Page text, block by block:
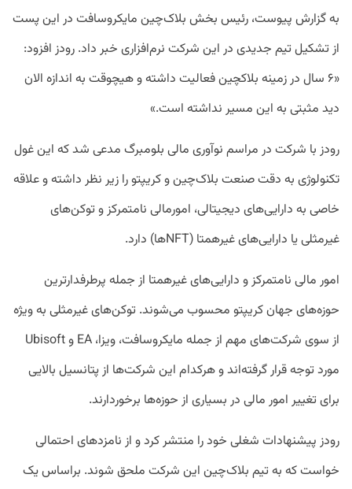
به گزارش پیوست، رئیس بخش بلاک‌چین مایکروسافت در این پست
از تشکیل تیم جدیدی در این شرکت نرم‌افزاری خبر داد. رودز افزود:
«۶ سال در زمینه بلاکچین فعالیت داشته و هیچوقت به اندازه الان
دید مثبتی به این مسیر نداشته است.»
رودز با شرکت در مراسم نوآوری مالی بلومبرگ مدعی شد که این غول
تکنولوژی به دقت صنعت بلاک‌چین و کریپتو را زیر نظر داشته و علاقه
خاصی به دارایی‌های دیجیتالی، امورمالی نامتمرکز و توکن‌های
غیرمثلی یا دارایی‌های غیرهمتا (NFTها) دارد.
امور مالی نامتمرکز و دارایی‌های غیرهمتا از جمله پرطرفدارترین
حوزه‌های جهان کریپتو محسوب می‌شوند. توکن‌های غیرمثلی به ویژه
از سوی شرکت‌های مهم از جمله مایکروسافت، ویزا، EA و Ubisoft
مورد توجه قرار گرفته‌اند و هرکدام این شرکت‌ها از پتانسیل بالایی
برای تغییر امور مالی در بسیاری از حوزه‌ها برخوردارند.
رودز پیشنهادات شغلی خود را منتشر کرد و از نامزد‌های احتمالی
خواست که به تیم بلاک‌چین این شرکت ملحق شوند. براساس یک